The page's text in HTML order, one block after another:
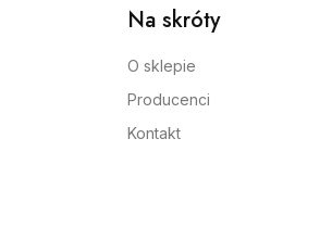
Na skróty
O sklepie
Producenci
Kontakt